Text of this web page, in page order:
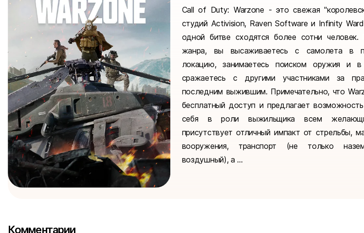
Call of Duty: Warzone - это свежая
студий Activision, Raven Software и Infinity
одной битве сходятся более сотни
жанра, вы высаживаетесь с самолета в
локацию, занимаетесь поиском оружия и
сражаетесь с другими участниками за
последним выжившим. Примечательно, что
бесплатный доступ и предлагает
себя в роли выжильщика всем
присутствует отличный импакт от стрельбы,
вооружения, транспорт (не только
воздушный), а ...
Комментарии